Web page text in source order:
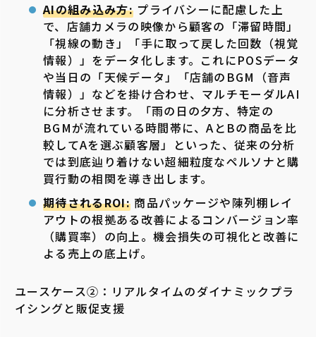
AIの組み込み方:プライバシーに配慮した上
で、店舗カメラの映像から顧客の「滞留時間」
「視線の動き」「手に取って戻した回数（視覚
情報）」をデータ化します。これにPOSデータ
や当日の「天候データ」「店舗のBGM（音声
情報）」などを掛け合わせ、マルチモーダルAI
に分析させます。「雨の日の夕方、特定の
BGMが流れている時間帯に、AとBの商品を比
較してAを選ぶ顧客層」といった、従来の分析
では到底辿り着けない超細粒度なペルソナと購
買行動の相関を導き出します。
期待されるROI:商品パッケージや陳列棚レイ
アウトの根拠ある改善によるコンバージョン率
（購買率）の向上。機会損失の可視化と改善に
よる売上の底上げ。
ユースケース②：リアルタイムのダイナミックプラ
イシングと販促支援